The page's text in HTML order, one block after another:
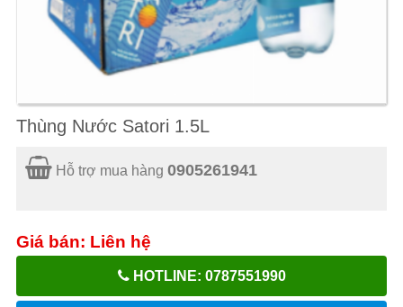
Thùng Nước Satori 1.5L
Hỗ trợ mua hàng 0905261941
Giá bán: Liên hệ
HOTLINE: 0787551990